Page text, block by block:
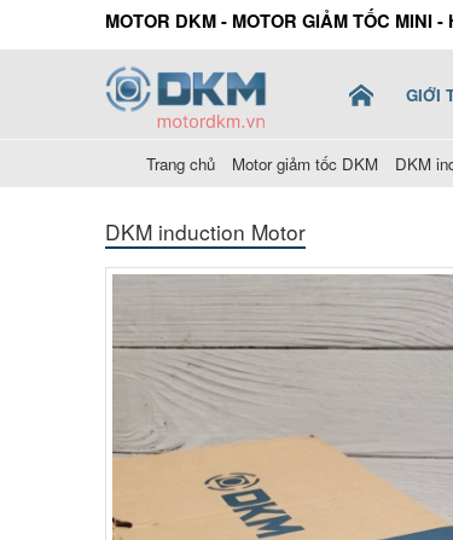
MOTOR DKM - MOTOR GIẢM TỐC MINI
GIỚI
Trang chủ Motor giảm tốc DKM DKM
DKM induction Motor